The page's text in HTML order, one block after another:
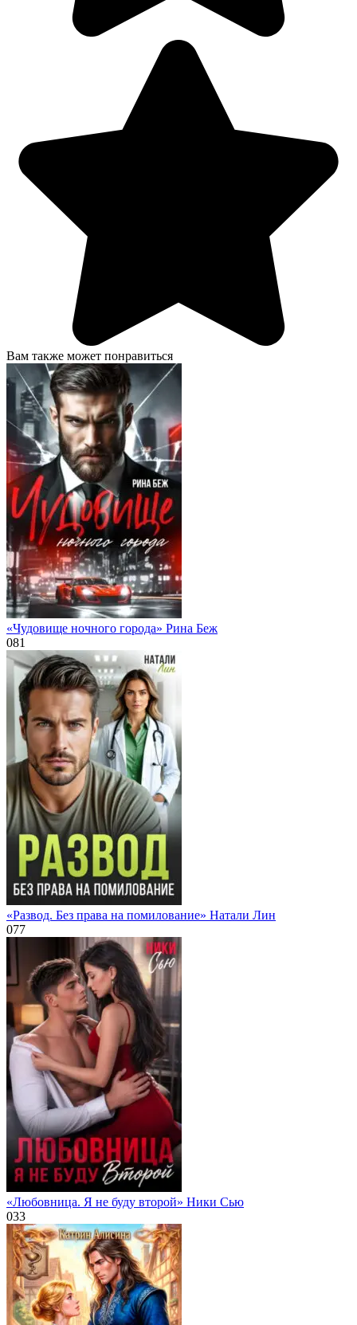
Вам также может понравиться
«Чудовище ночного города» Рина Беж
081
«Развод. Без права на помилование» Натали Лин
077
«Любовница. Я не буду второй» Ники Сью
033